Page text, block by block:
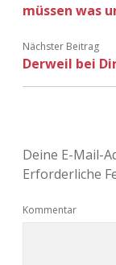
müssen was
Nächster Beitrag
Derweil bei
Deine E-Mail-
Erforderliche
Kommentar